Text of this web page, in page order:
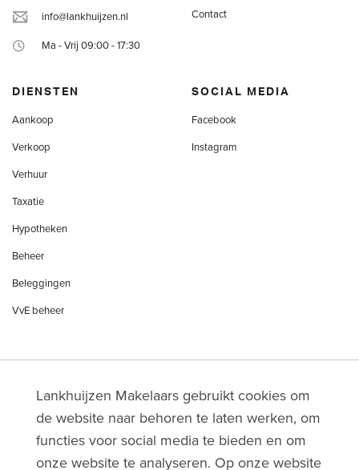
Lankhuijzen Makelaars gebruikt cookies om
de website naar behoren te laten werken, om
functies voor social media te bieden en om
onze website te analyseren. Op onze website
info@lankhuijzen.nl
Ma - Vrij 09:00 - 17:30
Contact
DIENSTEN
Aankoop
Verkoop
Verhuur
Taxatie
Hypotheken
Beheer
Beleggingen
VvE beheer
SOCIAL MEDIA
Facebook
Instagram